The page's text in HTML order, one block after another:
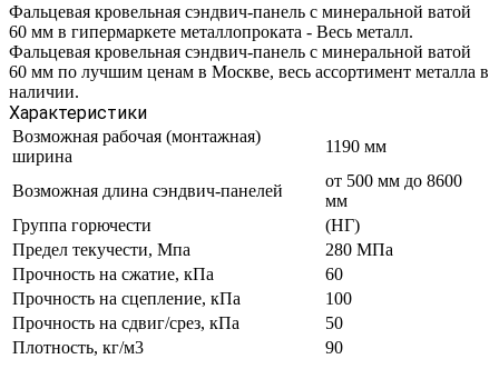
Фальцевая кровельная сэндвич-панель с минеральной ватой
60 мм в гипермаркете металлопроката - Весь металл.
Фальцевая кровельная сэндвич-панель с минеральной ватой
60 мм по лучшим ценам в Москве, весь ассортимент металла в
наличии.
Характеристики
Возможная рабочая (монтажная)
ширина
1190 мм
Возможная длина сэндвич-панелей
от 500 мм до 8600
мм
Группа горючести
(НГ)
Предел текучести, Мпа
280 МПа
Прочность на сжатие, кПа
60
Прочность на сцепление, кПа
100
Прочность на сдвиг/срез, кПа
50
Плотность, кг/м3
90